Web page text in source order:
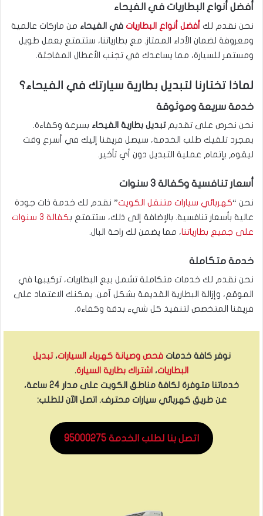
أفضل أنواع البطاريات في الفيحاء
نحن نقدم لك أفضل أنواع البطاريات في الفيحاء من ماركات عالمية
ومعروفة لضمان الأداء الممتاز. مع بطارياتنا، ستتمتع بعمل طويل
ومستمر للسيارة، مما يساعدك في تجنب الأعطال المفاجئة.
لماذا تختارنا لتبديل بطارية سيارتك في الفيحاء؟
خدمة سريعة وموثوقة
نحن نحرص على تقديمتبديل بطارية الفيحاء بسرعة وكفاءة.
بمجرد تلقيك طلب الخدمة، سيصل فريقنا إليك في أسرع وقت
ليقوم بإتمام عملية التبديل دون أي تأخير.
أسعار تنافسية وكفالة 3 سنوات
نحن “كهربائي سيارات متنقل الكويت” نقدم لك خدمة ذات جودة
عالية بأسعار تنافسية. بالإضافة إلى ذلك، ستتمتع ب
كفالة 3 سنوات
على جميع بطارياتنا، مما يضمن لك راحة البال.
خدمة متكاملة
نحن نقدم لك خدمات متكاملة تشمل بيع البطاريات، تركيبها في
الموقع، وإزالة البطارية القديمة بشكل آمن. يمكنك الاعتماد على
فريقنا المتخصص لتنفيذ كل شيء بدقة وكفاءة.
نوفر كافة خدماتفحص وصيانة كهرباء السيارات،تبديل
البطاريات، اشتراك بطارية السيارة.
خدماتنا متوفرة لكافة مناطق الكويت على مدار 24 ساعة،
عن طريق كهربائي سيارات محترف. اتصل الآن للطلب:
اتصل بنا لطلب الخدمة 95000275